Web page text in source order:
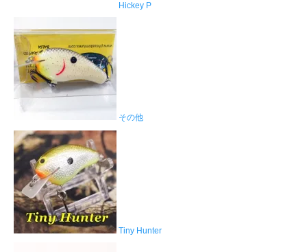
Hickey P
その他
Tiny Hunter